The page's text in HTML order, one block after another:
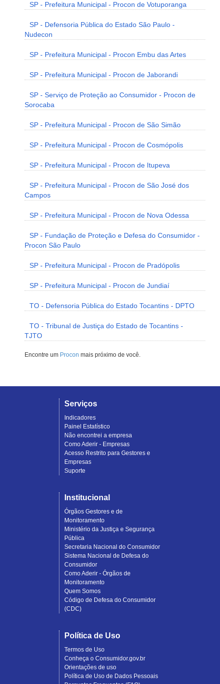
SP - Prefeitura Municipal - Procon de Votuporanga
SP - Defensoria Pública do Estado São Paulo -
Nudecon
SP - Prefeitura Municipal - Procon Embu das Artes
SP - Prefeitura Municipal - Procon de Jaborandi
SP - Serviço de Proteção ao Consumidor - Procon de
Sorocaba
SP - Prefeitura Municipal - Procon de São Simão
SP - Prefeitura Municipal - Procon de Cosmópolis
SP - Prefeitura Municipal - Procon de Itupeva
SP - Prefeitura Municipal - Procon de São José dos
Campos
SP - Prefeitura Municipal - Procon de Nova Odessa
SP - Fundação de Proteção e Defesa do Consumidor -
Procon São Paulo
SP - Prefeitura Municipal - Procon de Pradópolis
SP - Prefeitura Municipal - Procon de Jundiaí
TO - Defensoria Pública do Estado Tocantins - DPTO
TO - Tribunal de Justiça do Estado de Tocantins -
TJTO
Encontre um Procon mais próximo de você.
Serviços
Indicadores
Painel Estatístico
Não encontrei a empresa
Como Aderir - Empresas
Acesso Restrito para Gestores e
Empresas
Suporte
Institucional
Órgãos Gestores e de
Monitoramento
Ministério da Justiça e Segurança
Pública
Secretaria Nacional do Consumidor
Sistema Nacional de Defesa do
Consumidor
Como Aderir - Órgãos de
Monitoramento
Quem Somos
Código de Defesa do Consumidor
(CDC)
Política de Uso
Termos de Uso
Conheça o Consumidor.gov.br
Orientações de uso
Política de Uso de Dados Pessoais